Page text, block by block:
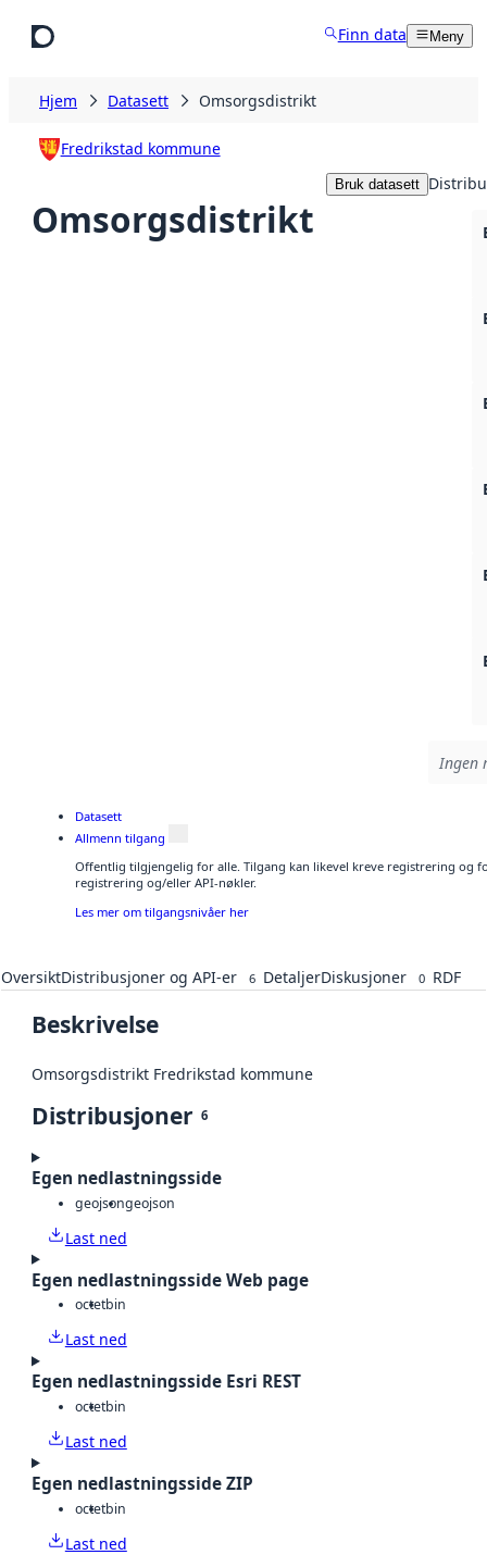
Finn data Meny
Hjem Datasett Omsorgsdistrikt
Fredrikstad kommune
Omsorgsdistrikt
Bruk datasett
Ingen
Datasett
Allmenn tilgang
Offentlig tilgjengelig for alle. Tilgang kan likevel kreve registrering og
registrering og/eller API-nøkler.
Les mer om tilgangsnivåer her
OversiktDistribusjoner og API-er 6 DetaljerDiskusjoner 0 RDF
Beskrivelse
Omsorgsdistrikt Fredrikstad kommune
Distribusjoner 6
Egen nedlastningsside
geojsongeojson
Last ned
Egen nedlastningsside Web page
octetbin
Last ned
Egen nedlastningsside Esri REST
octetbin
Last ned
Egen nedlastningsside ZIP
octetbin
Last ned